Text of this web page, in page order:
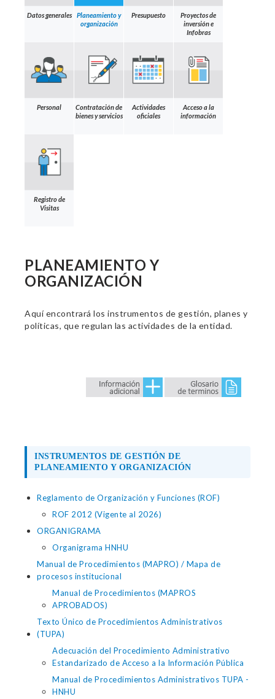
Datos generales
Planeamiento y
organización
Presupuesto
Proyectos de
inversión e
Infobras
Personal
Contratación de
bienes y servicios
Actividades
oficiales
Acceso a la
información
Registro de
Visitas
PLANEAMIENTO Y
ORGANIZACIÓN
Aquí encontrará los instrumentos de gestión, planes y
políticas, que regulan las actividades de la entidad.
INSTRUMENTOS DE GESTIÓN DE
PLANEAMIENTO Y ORGANIZACIÓN
Reglamento de Organización y Funciones (ROF)
ROF 2012 (Vigente al 2026)
ORGANIGRAMA
Organigrama HNHU
Manual de Procedimientos (MAPRO) / Mapa de
procesos institucional
Manual de Procedimientos (MAPROS
APROBADOS)
Texto Único de Procedimientos Administrativos
(TUPA)
Adecuación del Procedimiento Administrativo
Estandarizado de Acceso a la Información Pública
Manual de Procedimientos Administrativos TUPA -
HNHU